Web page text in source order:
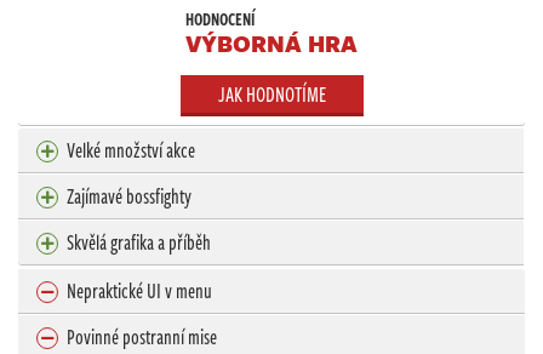
HODNOCENÍ
VÝBORNÁ HRA
JAK HODNOTÍME
Velké množství akce
Zajímavé bossfighty
Skvělá grafika a příběh
Nepraktické UI v menu
Povinné postranní mise